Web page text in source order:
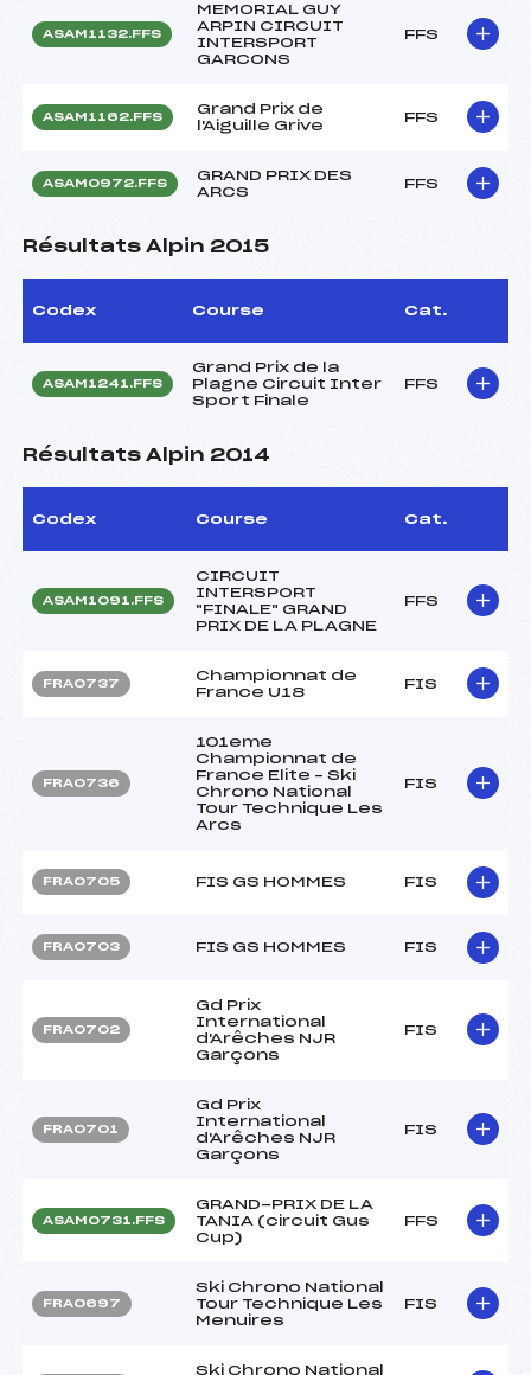
ASAM1132.FFS
MEMORIAL GUY
ARPIN CIRCUIT
INTERSPORT
GARCONS
FFS
ASAM1162.FFS
Grand Prix de
l'Aiguille Grive
FFS
ASAM0972.FFS
GRAND PRIX DES
ARCS
FFS
Résultats Alpin 2015
Codex Course Cat.
ASAM1241.FFS
Grand Prix de la
Plagne Circuit Inter
Sport Finale
FFS
Résultats Alpin 2014
Codex Course Cat.
ASAM1091.FFS
CIRCUIT
INTERSPORT
"FINALE" GRAND
PRIX DE LA PLAGNE
FFS
FRA0737
Championnat de
France U18
FIS
FRA0736
101eme
Championnat de
France Elite – Ski
Chrono National
Tour Technique Les
Arcs
FIS
FRA0705 FIS GS HOMMES FIS
FRA0703 FIS GS HOMMES FIS
FRA0702
Gd Prix
International
d'Arêches NJR
Garçons
FIS
FRA0701
Gd Prix
International
d'Arêches NJR
Garçons
FIS
ASAM0731.FFS
GRAND-PRIX DE LA
TANIA (circuit Gus
Cup)
FFS
FRA0697
Ski Chrono National
Tour Technique Les
Menuires
FIS
Ski Chrono National